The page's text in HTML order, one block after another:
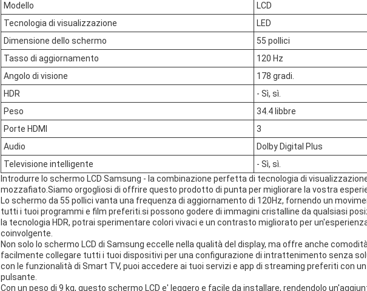
Modello
LCD
Tecnologia di visualizzazione
LED
Dimensione dello schermo
55 pollici
Tasso di aggiornamento
120 Hz
Angolo di visione
178 gradi.
HDR
- Sì, sì.
Peso
34.4 libbre
Porte HDMI
3
Audio
Dolby Digital Plus
Televisione intelligente
- Sì, sì.
Introdurre lo schermo LCD Samsung - la combinazione perfetta di tecnologia di
mozzafiato.Siamo orgogliosi di offrire questo prodotto di punta per migliorare la vostra
Lo schermo da 55 pollici vanta una frequenza di aggiornamento di 120Hz, fornendo un
tutti i tuoi programmi e film preferiti.si possono godere di immagini cristalline da qualsiasi
la tecnologia HDR, potrai sperimentare colori vivaci e un contrasto migliorato per
coinvolgente.
Non solo lo schermo LCD di Samsung eccelle nella qualità del display, ma offre anche
facilmente collegare tutti i tuoi dispositivi per una configurazione di intrattenimento senza
con le funzionalità di Smart TV, puoi accedere ai tuoi servizi e app di streaming preferiti con
pulsante.
Con un peso di 9 kg, questo schermo LCD e' leggero e facile da installare, rendendolo